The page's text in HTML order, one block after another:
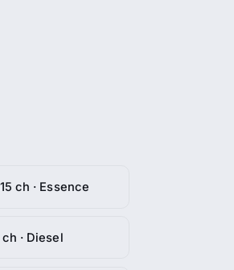
ch · Essence
· Diesel